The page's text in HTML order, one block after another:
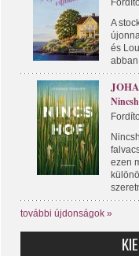
A
és
abban
ezen
további újdonságok »